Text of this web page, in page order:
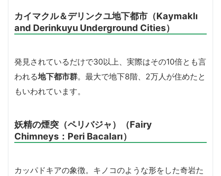
カイマクル＆デリンクユ地下都市（Kaymaklı
and Derinkuyu Underground Cities）
発見されているだけで30以上、実際はその10倍とも言
われる地下都市群。最大で地下8階、2万人が住めたと
もいわれています。
妖精の煙突（ペリバジャ）（Fairy
Chimneys：Peri Bacaları）
カッパドキアの象徴。キノコのような形をした奇岩た